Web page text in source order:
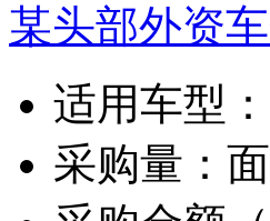
某头部外资
适用车型：
采购量：